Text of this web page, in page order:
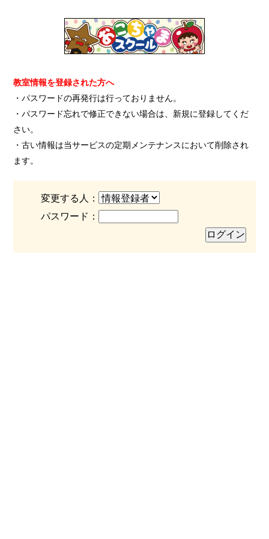
教室情報を登録された方へ
・パスワードの再発行は行っておりません。
・パスワード忘れで修正できない場合は、新規に登録してくだ
さい。
・古い情報は当サービスの定期メンテナンスにおいて削除され
ます。
変更する人：
パスワード：